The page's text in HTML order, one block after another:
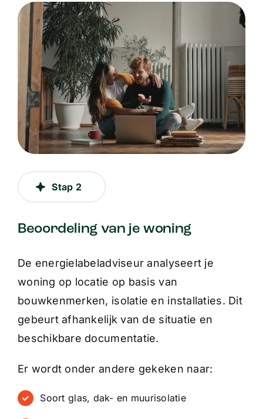
Stap 2
Beoordeling van je woning
De energielabeladviseur analyseert je
woning op locatie op basis van
bouwkenmerken, isolatie en installaties. Dit
gebeurt afhankelijk van de situatie en
beschikbare documentatie.
Er wordt onder andere gekeken naar:
Soort glas, dak- en muurisolatie